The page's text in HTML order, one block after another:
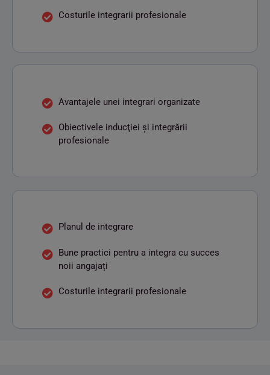
Costurile integrarii profesionale
Avantajele unei integrari organizate
Obiectivele inducţiei şi integrării
profesionale
Planul de integrare
Bune practici pentru a integra cu succes
noii angajați
Costurile integrarii profesionale